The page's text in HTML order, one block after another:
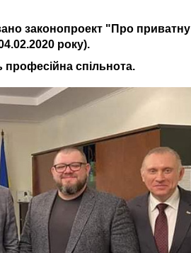
законопроект "Про приватну
року).
спільнота.